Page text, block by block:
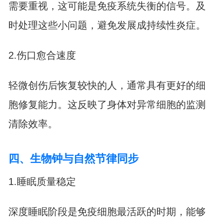
需要重视，这可能是免疫系统失衡的信号。及
时处理这些小问题，避免发展成持续性炎症。
2.伤口愈合速度
轻微创伤后恢复较快的人，通常具有更好的细
胞修复能力。这反映了身体对异常细胞的监测
清除效率。
四、生物钟与自然节律同步
1.睡眠质量稳定
深度睡眠阶段是免疫细胞最活跃的时期，能够